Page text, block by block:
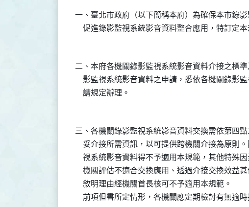
一、臺北市政府（以下簡稱本府）為確保本市錄
二、本府各機關錄影監視系統影音資料介接之標
影監視系統影音資料之申請，悉依各機關錄影
三、各機關錄影監視系統影音資料交換需依第四
妥介接所需資訊，以可提供跨機關介接為原則
視系統影音資料得不予適用本規範，其他特殊
機關評估不適合交換應用、透過介接交換效益
    敘明理由經機關首長核可不予適用本規範。